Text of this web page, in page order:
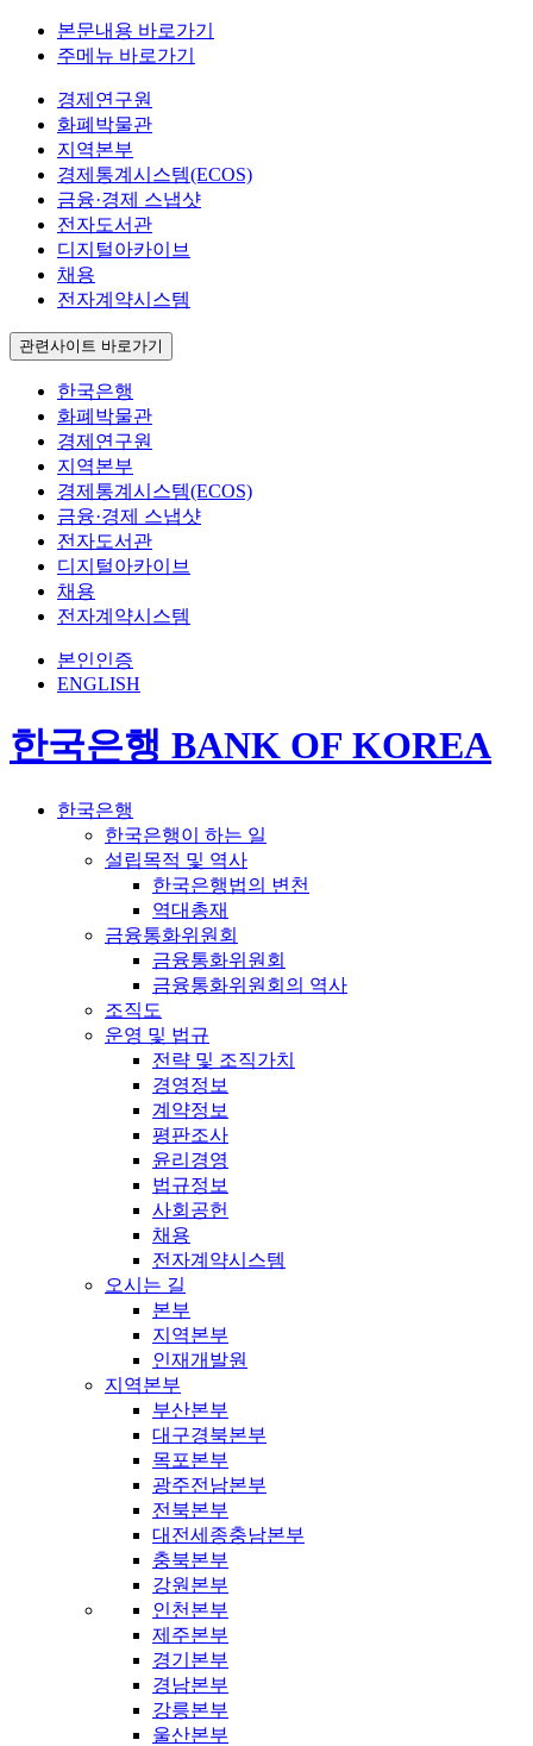
본문내용 바로가기
주메뉴 바로가기
경제연구원
화폐박물관
지역본부
경제통계시스템(ECOS)
금융·경제 스냅샷
전자도서관
디지털아카이브
채용
전자계약시스템
관련사이트 바로가기
한국은행
화폐박물관
경제연구원
지역본부
경제통계시스템(ECOS)
금융·경제 스냅샷
전자도서관
디지털아카이브
채용
전자계약시스템
본인인증
ENGLISH
한국은행 BANK OF KOREA
한국은행
한국은행이 하는 일
설립목적 및 역사
한국은행법의 변천
역대총재
금융통화위원회
금융통화위원회
금융통화위원회의 역사
조직도
운영 및 법규
전략 및 조직가치
경영정보
계약정보
평판조사
윤리경영
법규정보
사회공헌
채용
전자계약시스템
오시는 길
본부
지역본부
인재개발원
지역본부
부산본부
대구경북본부
목포본부
광주전남본부
전북본부
대전세종충남본부
충북본부
강원본부
인천본부
제주본부
경기본부
경남본부
강릉본부
울산본부